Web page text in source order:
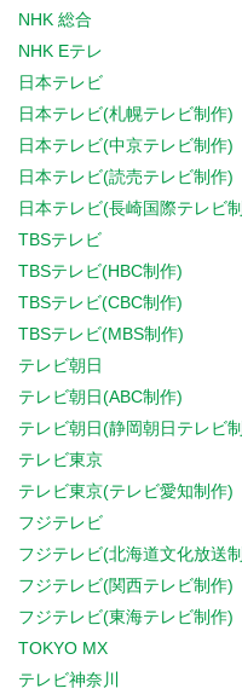
NHK 総合
NHK Eテレ
日本テレビ
日本テレビ(札幌テレビ制作)
日本テレビ(中京テレビ制作)
日本テレビ(読売テレビ制作)
日本テレビ(長崎国際テレビ
TBSテレビ
TBSテレビ(HBC制作)
TBSテレビ(CBC制作)
TBSテレビ(MBS制作)
テレビ朝日
テレビ朝日(ABC制作)
テレビ朝日(静岡朝日テレビ
テレビ東京
テレビ東京(テレビ愛知制作)
フジテレビ
フジテレビ(北海道文化放送
フジテレビ(関西テレビ制作)
フジテレビ(東海テレビ制作)
TOKYO MX
テレビ神奈川